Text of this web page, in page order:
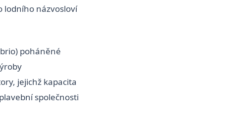
lodního názvosloví
poháněné
jejichž kapacita
společnosti